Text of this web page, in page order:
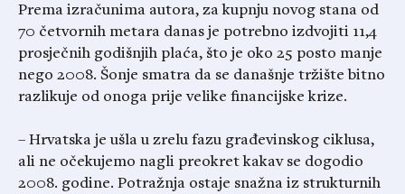
Prema izračunima autora, za kupnju novog stana od
70 četvornih metara danas je potrebno izdvojiti 11,4
prosječnih godišnjih plaća, što je oko 25 posto manje
nego 2008. Šonje smatra da se današnje tržište bitno
razlikuje od onoga prije velike financijske krize.
– Hrvatska je ušla u zrelu fazu građevinskog ciklusa,
ali ne očekujemo nagli preokret kakav se dogodio
2008. godine. Potražnja ostaje snažna iz strukturnih